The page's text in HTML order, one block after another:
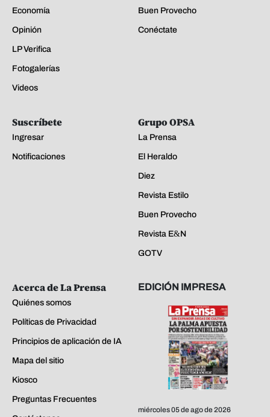
Economía
Opinión
LP Verifica
Fotogalerías
Videos
Buen Provecho
Conéctate
Suscríbete
Ingresar
Notificaciones
Grupo OPSA
La Prensa
El Heraldo
Diez
Revista Estilo
Buen Provecho
Revista E&N
GOTV
Acerca de La Prensa
Quiénes somos
Políticas de Privacidad
Principios de aplicación de IA
Mapa del sitio
Kiosco
Preguntas Frecuentes
EDICIÓN IMPRESA
miércoles 05 de ago de 2026